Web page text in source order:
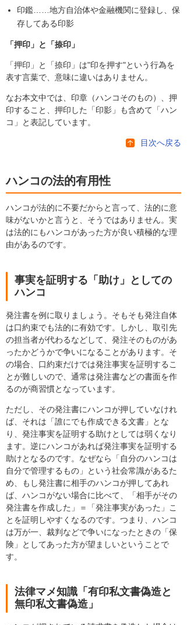
印鑑……地方自治体や金融機関に登録し、保
存してある印影
「押印」と「捺印」
「押印」と「捺印」は"印を押す"という行為を
表す言葉で、意味に違いはありません。
なお本文中では、印章（ハンコそのもの）、押
印すること、押印した「印影」も含めて「ハン
コ」と表記しています。
目次へ戻る
ハンコの法的有用性
ハンコが法的に不要だからと言って、法的に意
味がないかと言うと、そうではありません。実
は法的にもハンコがあった方が良い積極的な理
由があるのです。
事実を証明する「助け」としての
ハンコ
発注書を例に取りましょう。そもそも発注自体
は口約束でも法的に有効です。しかし、取引先
の担当者が代わるなどして、発注そのものがあ
ったかどうかで争いになることがあります。そ
の場合、口約束だけでは発注事実を証明するこ
とが難しいので、通常は発注書などの書面を作
るのが商習慣となっています。
ただし、その発注書にハンコが押していなけれ
ば、それは「誰にでも作成できる文書」とな
り、発注事実を証明する助けとしては弱くなり
ます。逆にハンコがあれば発注事実を証明する
助けとなるのです。なぜなら「自分のハンコは
自分で管理するもの」という社会常識があるた
め、もし発注書に相手のハンコが押してあれ
ば、ハンコがない場合に比べて、「相手がその
発注書を作成した」＝「発注事実があった」こ
とを証明しやすくなるのです。つまり、ハンコ
は万が一、裁判などで争いになったときの「保
険」としてあった方が望ましいということで
す。
法律マメ知識「有印私文書偽造と
無印私文書偽造」